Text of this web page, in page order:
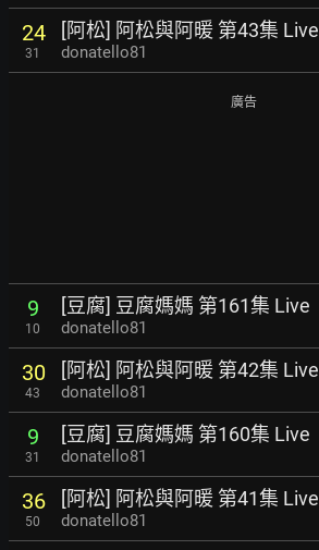
24
31
[阿松] 阿松與阿暖 第43集 Live
donatello81
廣告
9
10
[豆腐] 豆腐媽媽 第161集 Live
donatello81
30
43
[阿松] 阿松與阿暖 第42集 Live
donatello81
9
31
[豆腐] 豆腐媽媽 第160集 Live
donatello81
36
50
[阿松] 阿松與阿暖 第41集 Live
donatello81